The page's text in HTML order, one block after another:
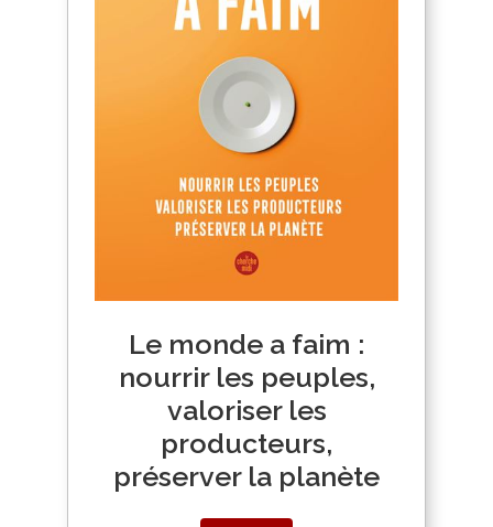
Le monde a faim :
nourrir les peuples,
valoriser les
producteurs,
préserver la planète